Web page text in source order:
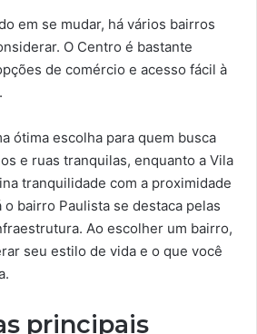
em se mudar, há vários bairros
O Centro é bastante
de comércio e acesso fácil à
ótima escolha para quem busca
e ruas tranquilas, enquanto a Vila
tranquilidade com a proximidade
bairro Paulista se destaca pelas
Ao escolher um bairro,
seu estilo de vida e o que você
principais